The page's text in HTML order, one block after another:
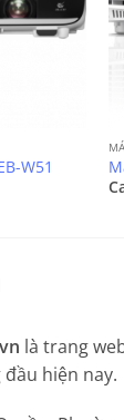
W51
là trang
hiện nay.